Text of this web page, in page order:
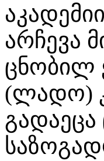
არჩევა
ცნობილ
(ლადო)